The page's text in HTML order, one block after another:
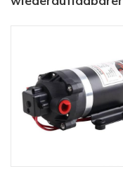
Pumpensprüher